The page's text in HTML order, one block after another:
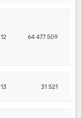
12 64 477 509
13 31 521